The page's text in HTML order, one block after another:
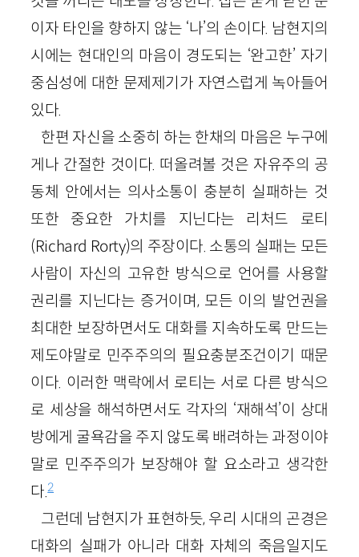
이자 타인을 향하지 않는 ‘나’의 손이다. 남현지의
시에는 현대인의 마음이 경도되는 ‘완고한’ 자기
중심성에 대한 문제제기가 자연스럽게 녹아들어
있다.
한편 자신을 소중히 하는 한채의 마음은 누구에
게나 간절한 것이다. 떠올려볼 것은 자유주의 공
동체 안에서는 의사소통이 충분히 실패하는 것
또한 중요한 가치를 지닌다는 리처드 로티
(Richard Rorty)의 주장이다. 소통의 실패는 모든
사람이 자신의 고유한 방식으로 언어를 사용할
권리를 지닌다는 증거이며, 모든 이의 발언권을
최대한 보장하면서도 대화를 지속하도록 만드는
제도야말로 민주주의의 필요충분조건이기 때문
이다. 이러한 맥락에서 로티는 서로 다른 방식으
로 세상을 해석하면서도 각자의 ‘재해석’이 상대
방에게 굴욕감을 주지 않도록 배려하는 과정이야
말로 민주주의가 보장해야 할 요소라고 생각한
다.2
그런데 남현지가 표현하듯, 우리 시대의 곤경은
대화의 실패가 아니라 대화 자체의 죽음일지도